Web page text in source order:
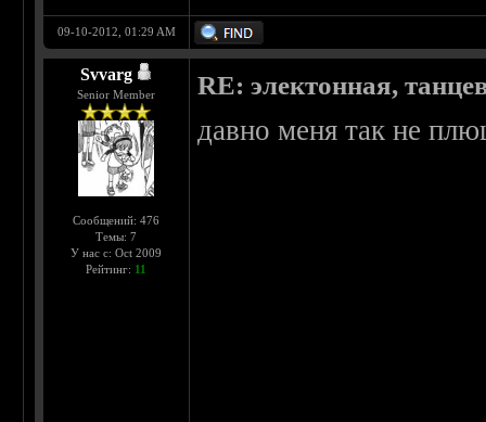
09-10-2012, 01:29 AM
Svvarg
Senior Member
Сообщений: 476
Темы: 7
У нас с: Oct 2009
Рейтинг: 11
RE: электонная,
давно меня так не